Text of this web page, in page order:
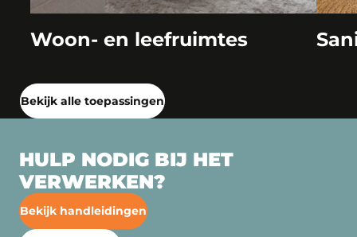
Woon- en leefruimtes
Bekijk alle toepassingen
HULP NODIG BIJ HET
VERWERKEN?
Bekijk handleidingen